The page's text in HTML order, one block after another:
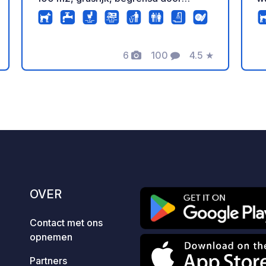
heggen. Elke kampeerplaats heeft 10
ampère elektriciteit (Europese
koelkastverhuur (minimaal 3 dagen)
voor €5 per dag of €25 per week, en
6
Foto's
100
Commentaren
4.5
Beoordeling
★
OVER
Contact met ons
opnemen
Partners